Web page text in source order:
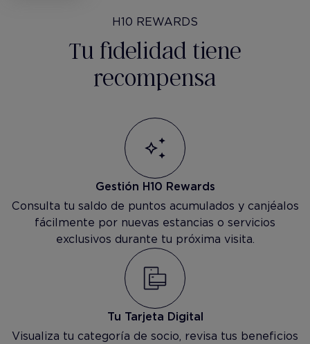
H10 REWARDS
Tu fidelidad tiene
recompensa
Gestión H10 Rewards
Consulta tu saldo de puntos acumulados y canjéalos
fácilmente por nuevas estancias o servicios
exclusivos durante tu próxima visita.
Tu Tarjeta Digital
Visualiza tu categoría de socio, revisa tus beneficios